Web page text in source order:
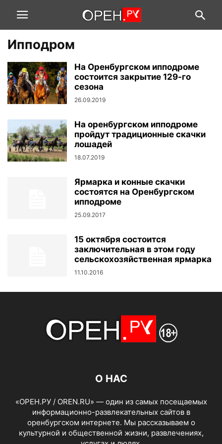
Ипподром
На Оренбургском ипподроме
состоится закрытие 129-го
сезона
26.09.2019
На оренбургском ипподроме
пройдут традиционные скачки
лошадей
18.07.2019
Ярмарка и конные скачки
состоятся на Оренбургском
ипподроме
25.09.2017
15 октября состоится
заключительная в этом году
сельскохозяйственная ярмарка
11.10.2016
О НАС
«ОРЕН.РУ / OREN.RU» — один из самых посещаемых
информационно-развлекательных сайтов в
оренбургском интернете. Мы рассказываем о
культурной и общественной жизни, развлечениях,